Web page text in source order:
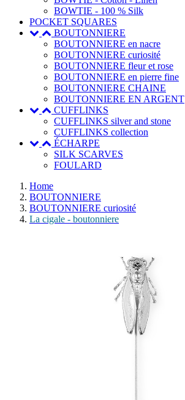
BOWTIE - 100 % Silk
POCKET SQUARES
BOUTONNIERE
BOUTONNIERE en nacre
BOUTONNIERE curiosité
BOUTONNIERE fleur et rose
BOUTONNIERE en pierre fine
BOUTONNIERE CHAINE
BOUTONNIERE EN ARGENT
CUFFLINKS
CUFFLINKS silver and stone
CUFFLINKS collection
ÉCHARPE
SILK SCARVES
FOULARD
Home
BOUTONNIERE
BOUTONNIERE curiosité
La cigale - boutonniere